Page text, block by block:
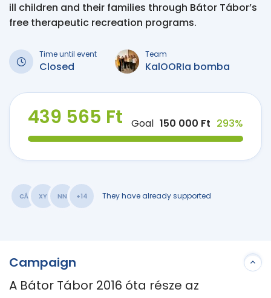
ill children and their families through Bátor Tábor’s
free therapeutic recreation programs.
Time until event
Closed
Team
KalOORIa bomba
439 565 Ft Goal 150 000 Ft 293%
CÁ XY NN +14 They have already supported
Campaign
A Bátor Tábor 2016 óta része az